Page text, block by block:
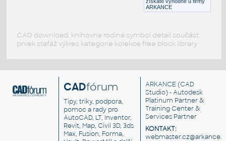
ARKANCE
CAD download: knihovna rodina symbol detail součást
prvek stafáž výkres kategorie kolekce free block library
CADfórum
Tipy, triky, podpora,
pomoc a rady pro
AutoCAD, LT, Inventor,
Revit, Map, Civil 3D, 3ds
Max, Fusion, Forma,
ARKANCE (CAD
Studio) - Autodesk
Platinum Partner &
Training Center &
Services Partner
KONTAKT: